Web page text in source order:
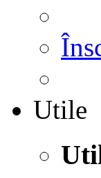
Utile